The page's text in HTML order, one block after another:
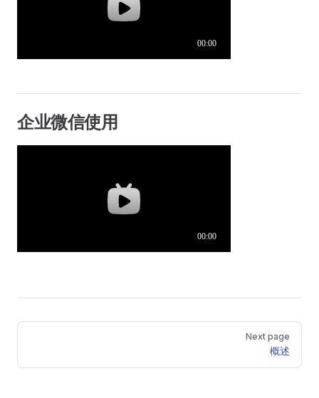
企业微信使用
Pager
Next page
概述